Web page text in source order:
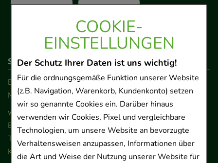
COOKIE-
EINSTELLUNGEN
Der Schutz Ihrer Daten ist uns wichtig!
Für die ordnungsgemäße Funktion unserer Website
(z.B. Navigation, Warenkorb, Kundenkonto) setzen
wir so genannte Cookies ein. Darüber hinaus
verwenden wir Cookies, Pixel und vergleichbare
Technologien, um unsere Website an bevorzugte
Verhaltensweisen anzupassen, Informationen über
die Art und Weise der Nutzung unserer Website für
So erreichen Sie uns
Beratung und Kundenservice:
Montag - Freitag von 9.00 bis 17.00 Uhr
www.ApoSalis.de · E-Mail: info@ApoSalis.de
Ernst-August-Platz 2 · 30159 Hannover
Telefon 0511 89 71 80 0 · Fax 0511 89 71 80 11
Kontaktformular